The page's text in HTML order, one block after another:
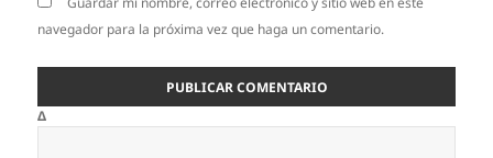
navegador para la próxima vez que haga un comentario.
Δ